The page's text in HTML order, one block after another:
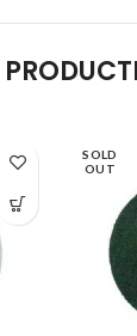
SOLD
OUT